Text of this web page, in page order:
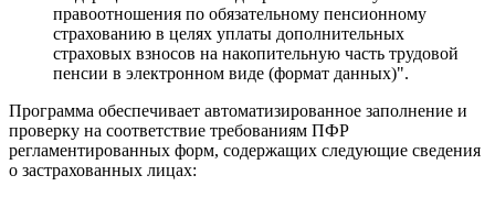
правоотношения по обязательному пенсионному
страхованию в целях уплаты дополнительных
страховых взносов на накопительную часть трудовой
пенсии в электронном виде (формат данных)".
Программа обеспечивает автоматизированное заполнение и
проверку на соответствие требованиям ПФР
регламентированных форм, содержащих следующие сведения
о застрахованных лицах: